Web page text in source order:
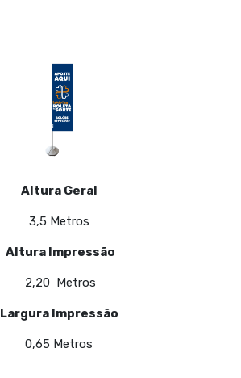
Altura Geral
3,5 Metros
Altura Impressão
2,20 Metros
Largura Impressão
0,65 Metros